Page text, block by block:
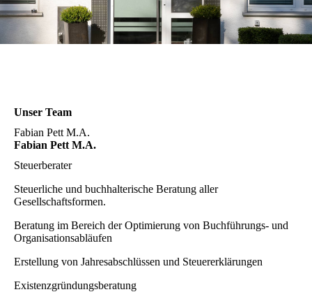
Unser Team
Fabian Pett M.A.
Fabian Pett M.A.
Steuerberater
Steuerliche und buchhalterische Beratung aller
Gesellschaftsformen.
Beratung im Bereich der Optimierung von Buchführungs- und
Organisationsabläufen
Erstellung von Jahresabschlüssen und Steuererklärungen
Existenzgründungsberatung